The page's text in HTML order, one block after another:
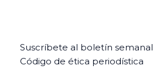
Suscríbete al boletín semanal
Código de ética periodística